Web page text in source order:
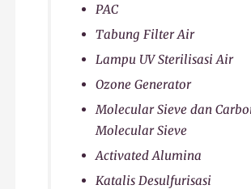
PAC
Tabung Filter Air
Lampu UV Sterilisasi Air
Ozone Generator
Molecular Sieve dan
Molecular Sieve
Activated Alumina
Katalis Desulfurisasi